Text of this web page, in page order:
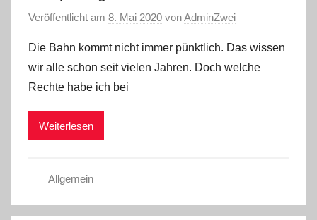
Veröffentlicht am 8. Mai 2020 vonAdminZwei
Die Bahn kommt nicht immer pünktlich. Das wissen
wir alle schon seit vielen Jahren. Doch welche
Rechte habe ich bei
Weiterlesen
Allgemein